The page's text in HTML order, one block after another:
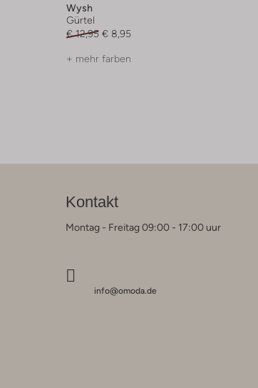
Wysh
Gürtel
€ 12,95 € 8,95
+ mehr farben
Kontakt
Montag - Freitag 09:00 - 17:00 uur
info@omoda.de